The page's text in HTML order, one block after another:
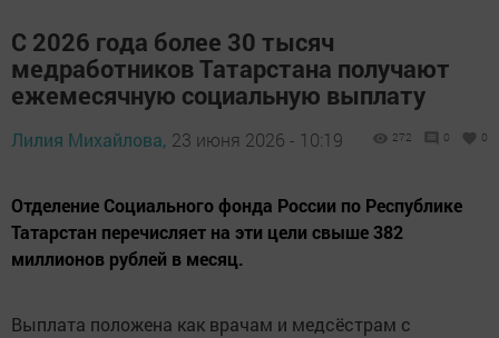
С 2026 года более 30 тысяч
медработников Татарстана получают
ежемесячную социальную выплату
Лилия Михайлова, 23 июня 2026 - 10:19 272 0 0
Отделение Социального фонда России по Республике
Татарстан перечисляет на эти цели свыше 382
миллионов рублей в месяц.
Выплата положена как врачам и медсёстрам с